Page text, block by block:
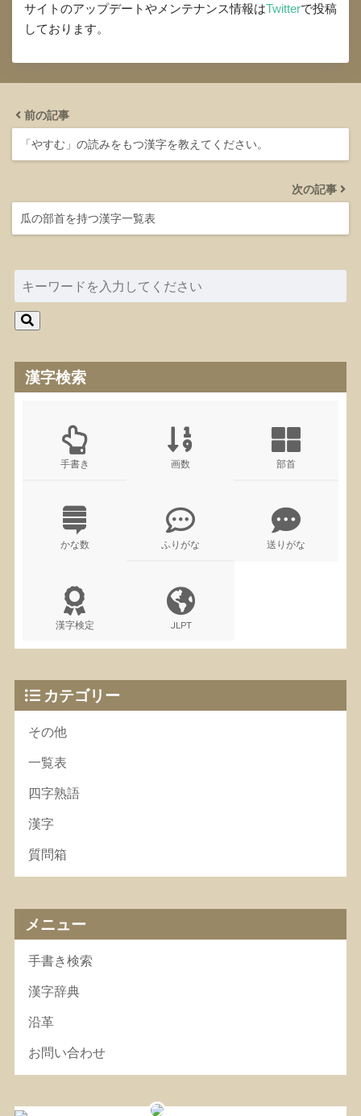
サイトのアップデートやメンテナンス情報はTwitterで投稿
しております。
前の記事
「やすむ」の読みをもつ漢字を教えてください。
次の記事
瓜の部首を持つ漢字一覧表
漢字検索
手書き 画数 部首
かな数 ふりがな 送りがな
漢字検定 JLPT
カテゴリー
その他
一覧表
四字熟語
漢字
質問箱
メニュー
手書き検索
漢字辞典
沿革
お問い合わせ